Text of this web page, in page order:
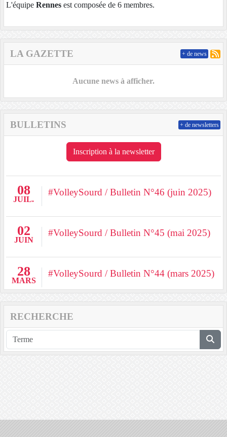
L'équipe Rennes est composée de 6 membres.
LA GAZETTE
Aucune news à afficher.
+ de news
BULLETINS
Inscription à la newsletter
08
JUIL.
#VolleySourd / Bulletin N°46 (juin 2025)
02
JUIN
#VolleySourd / Bulletin N°45 (mai 2025)
28
MARS
#VolleySourd / Bulletin N°44 (mars 2025)
+ de newsletters
RECHERCHE